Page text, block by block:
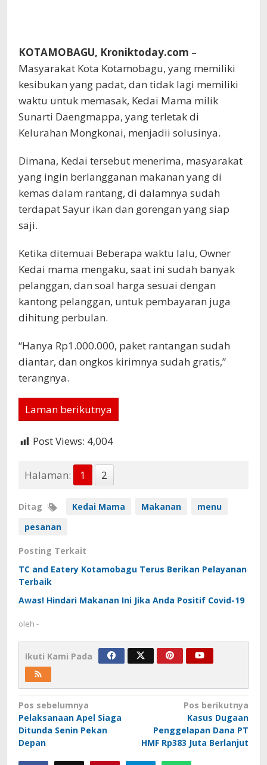
KOTAMOBAGU, Kroniktoday.com –
Masyarakat Kota Kotamobagu, yang memiliki
kesibukan yang padat, dan tidak lagi memiliki
waktu untuk memasak, Kedai Mama milik
Sunarti Daengmappa, yang terletak di
Kelurahan Mongkonai, menjadii solusinya.
Dimana, Kedai tersebut menerima, masyarakat
yang ingin berlangganan makanan yang di
kemas dalam rantang, di dalamnya sudah
terdapat Sayur ikan dan gorengan yang siap
saji.
Ketika ditemuai Beberapa waktu lalu, Owner
Kedai mama mengaku, saat ini sudah banyak
pelanggan, dan soal harga sesuai dengan
kantong pelanggan, untuk pembayaran juga
dihitung perbulan.
“Hanya Rp1.000.000, paket rantangan sudah
diantar, dan ongkos kirimnya sudah gratis,”
terangnya.
Laman berikutnya
Post Views: 4,004
Halaman: 1 2
Ditag Kedai Mama Makanan
menu
pesanan
Posting Terkait
TC and Eatery Kotamobagu Terus Berikan Pelayanan
Terbaik
Awas! Hindari Makanan Ini Jika Anda Positif Covid-19
oleh -
Ikuti Kami Pada
Navigasi
pos
Pos sebelumnya
Pelaksanaan Apel Siaga
Ditunda Senin Pekan
Depan
Pos berikutnya
Kasus Dugaan
Penggelapan Dana PT
HMF Rp383 Juta Berlanjut